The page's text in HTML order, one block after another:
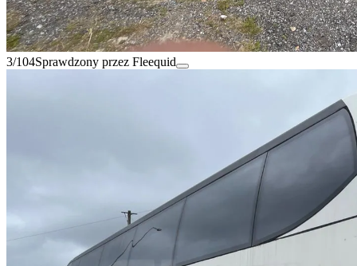
3/104Sprawdzony przez Fleequid